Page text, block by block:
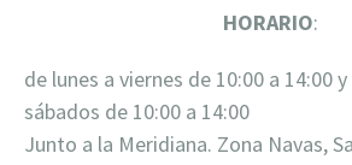
HORARIO:
de lunes a viernes de 10:00 a 14:00
sábados de 10:00 a 14:00
Junto a la Meridiana. Zona Navas,